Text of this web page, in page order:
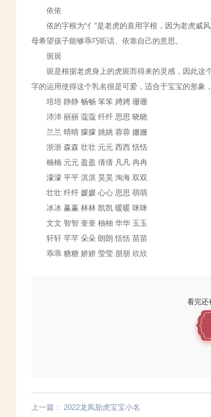
依依
依的字根为“亻”是老虎的喜用字根，因为老虎威
母希望孩子能够乖巧听话、依靠自己的意思。
斑斑
斑是根据老虎身上的虎斑而得来的灵感，因此这
字的运用使得这个乳名很是可爱，适合于宝宝的形象
培培 静静 畅畅 笨笨 娉娉 珊珊
沛沛 丽丽 蔻蔻 纤纤 思思 晓晓
兰兰 晴晴 朦朦 姚姚 蓉蓉 姗姗
浙浙 森森 壮壮 元元 西西 恬恬
楠楠 元元 盈盈 倩倩 凡凡 冉冉
濛濛 平平 淇淇 昊昊 淘海 双双
壮壮 纤纤 媛媛 心心 思思 萌萌
冰冰 赢赢 林林 凯凯 暖暖 咪咪
文文 智智 奎奎 柚柚 华华 玉玉
轩轩 芊芊 朵朵 朗朗 恬恬 苗苗
乖乖 糖糖 娇娇 莹莹 朋朋 欣欣
看完还
上一篇： 2022龙凤胎虎宝宝小名